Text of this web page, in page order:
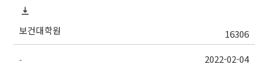
보건대학원 16306
- 2022-02-04